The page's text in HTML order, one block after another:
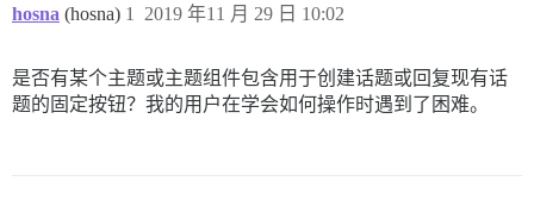
hosna (hosna) 2019 年11 月 29 日 10:02
1
是否有某个主题或主题组件包含用于创建话题或回复现有话
题的固定按钮？我的用户在学会如何操作时遇到了困难。